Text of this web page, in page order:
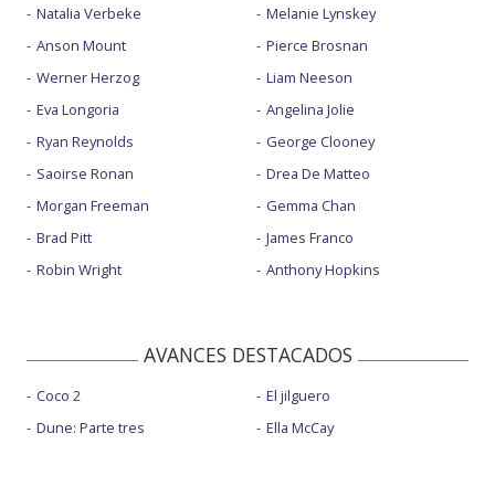
Natalia Verbeke
Anson Mount
Werner Herzog
Eva Longoria
Ryan Reynolds
Saoirse Ronan
Morgan Freeman
Brad Pitt
Robin Wright
Melanie Lynskey
Pierce Brosnan
Liam Neeson
Angelina Jolie
George Clooney
Drea De Matteo
Gemma Chan
James Franco
Anthony Hopkins
AVANCES DESTACADOS
Coco 2
Dune: Parte tres
El jilguero
Ella McCay